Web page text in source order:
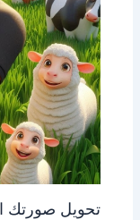
تحويل صورتك